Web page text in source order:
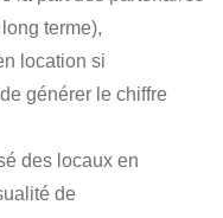
terme),
location si
générer le chiffre
des locaux en
de